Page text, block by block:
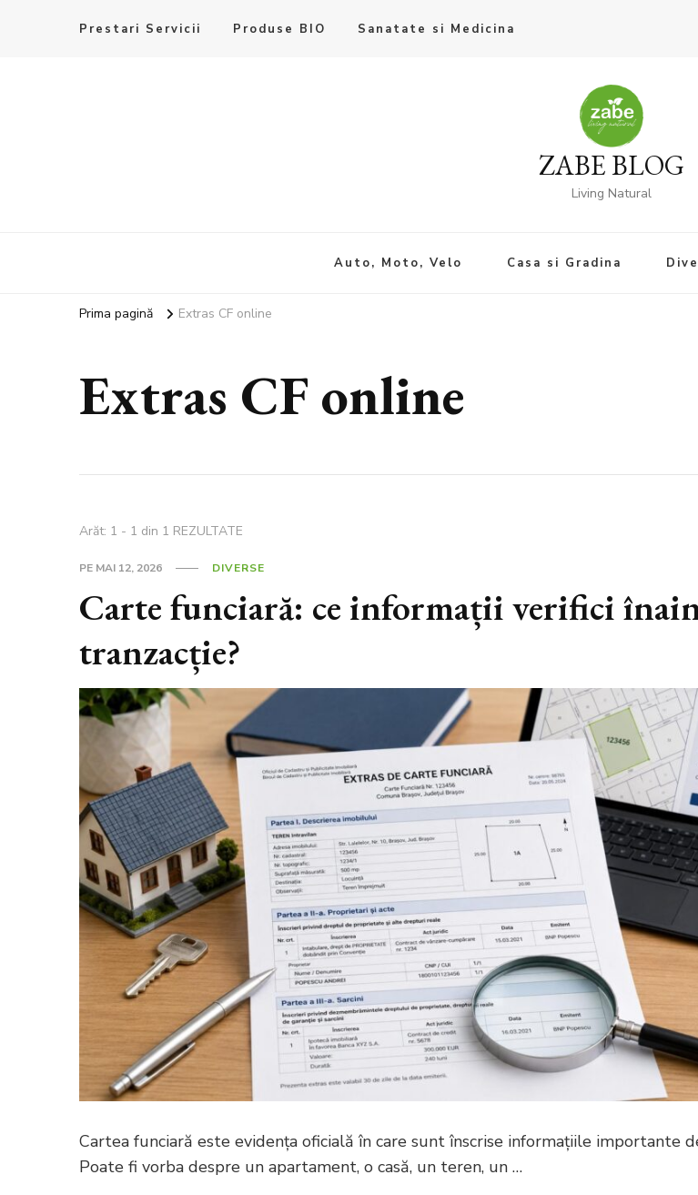
Prestari Servicii Produse BIO Sanatate si Medicina
ZABE BLOG
Living Natural
Auto, Moto, Velo Casa si Gradina
Prima pagină Extras CF online
Extras CF online
Arăt: 1 - 1 din 1 REZULTATE
PE MAI 12, 2026 DIVERSE
Carte funciară: ce informații verifici
tranzacție?
Cartea funciară este evidența oficială în care sunt înscrise informațiile importante
Poate fi vorba despre un apartament, o casă, un teren, un …